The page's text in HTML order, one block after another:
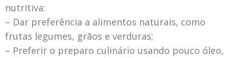
nutritiva:
– Dar preferência a alimentos naturais, como
frutas legumes, grãos e verduras;
– Preferir o preparo culinário usando pouco óleo,